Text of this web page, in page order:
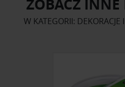
ZOBACZ INNE
W KATEGORII: